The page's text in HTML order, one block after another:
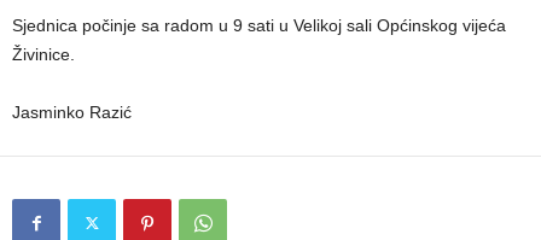
Sjednica počinje sa radom u 9 sati u Velikoj sali Općinskog vijeća
Živinice.
Jasminko Razić